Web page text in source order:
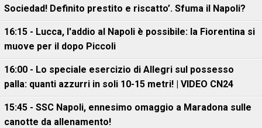
Sociedad! Definito prestito e riscatto’. Sfuma il Napoli?
16:15 - Lucca, l'addio al Napoli è possibile: la Fiorentina si
muove per il dopo Piccoli
16:00 - Lo speciale esercizio di Allegri sul possesso
palla: quanti azzurri in soli 10-15 metri! | VIDEO CN24
15:45 - SSC Napoli, ennesimo omaggio a Maradona sulle
canotte da allenamento!